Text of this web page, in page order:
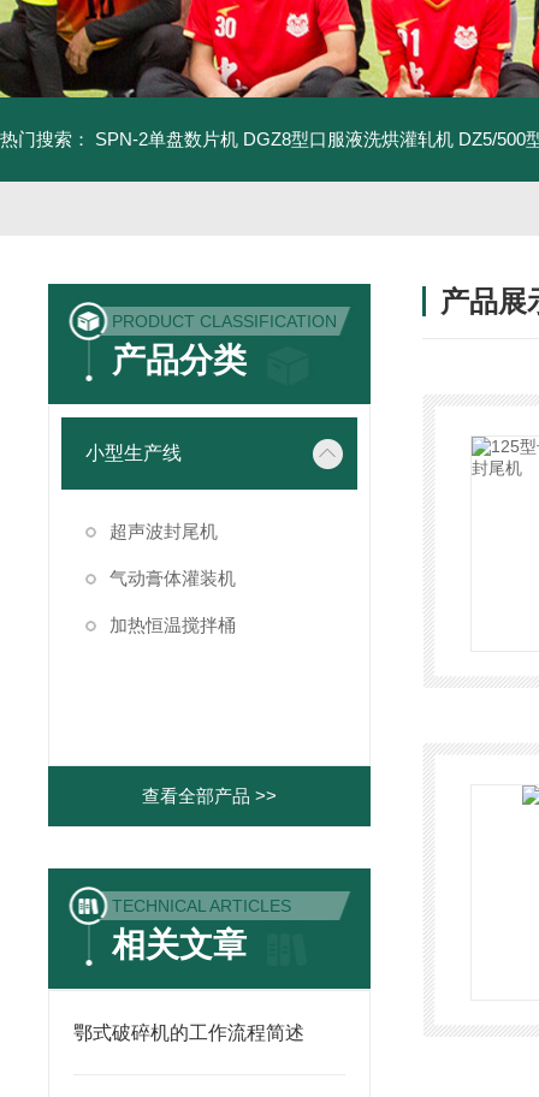
热门搜索： SPN-2单盘数片机 DGZ8型口服液洗烘灌轧机 DZ5/500
PRODUCT CLASSIFICATION
产品分类
小型生产线
超声波封尾机
气动膏体灌装机
加热恒温搅拌桶
查看全部产品 >>
TECHNICAL ARTICLES
相关文章
鄂式破碎机的工作流程简述
产品展